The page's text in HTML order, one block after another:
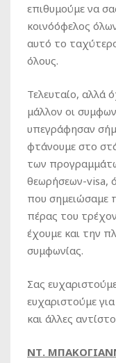
επιθυμούμε να
κοινόόφελος
αυτό το
όλους.
Τελευταίο, αλλά
μάλλον οι
υπεγράφησαν
φτάνουμε στο
των
θεωρήσεων-visa,
που σημειώσαμε
πέρας του
έχουμε και την
συμφωνίας.
Σας
ευχαριστούμε
και άλλες
ΝΤ.